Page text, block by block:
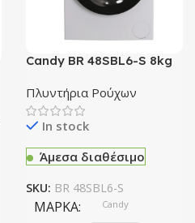
Candy BR 48SBL6-S 8kg
Πλυντήρια Ρούχων
In stock
Άμεσα διαθέσιμο
SKU: BR 48SBL6-S
ΜΆΡΚΑ Candy